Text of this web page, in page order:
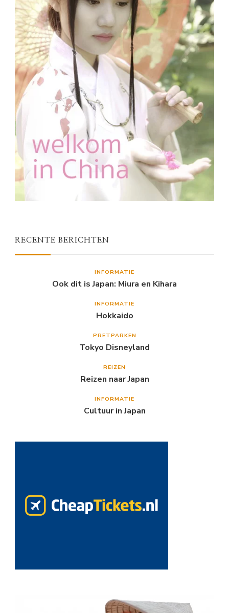
RECENTE BERICHTEN
INFORMATIE
Ook dit is Japan: Miura en Kihara
INFORMATIE
Hokkaido
PRETPARKEN
Tokyo Disneyland
REIZEN
Reizen naar Japan
INFORMATIE
Cultuur in Japan